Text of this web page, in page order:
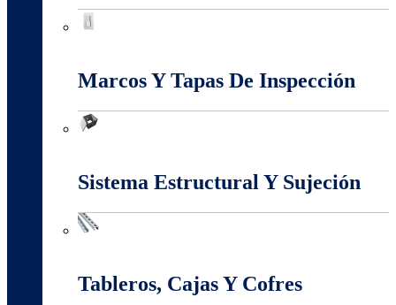
Marcos Y Tapas De Inspección
Sistema Estructural Y Sujeción
Tableros, Cajas Y Cofres